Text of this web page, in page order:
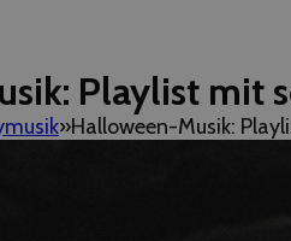
Playlist mit
Halloween-Musik: